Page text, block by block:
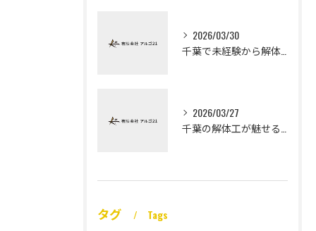
2026/03/30
2026/03/27
タグ Tags